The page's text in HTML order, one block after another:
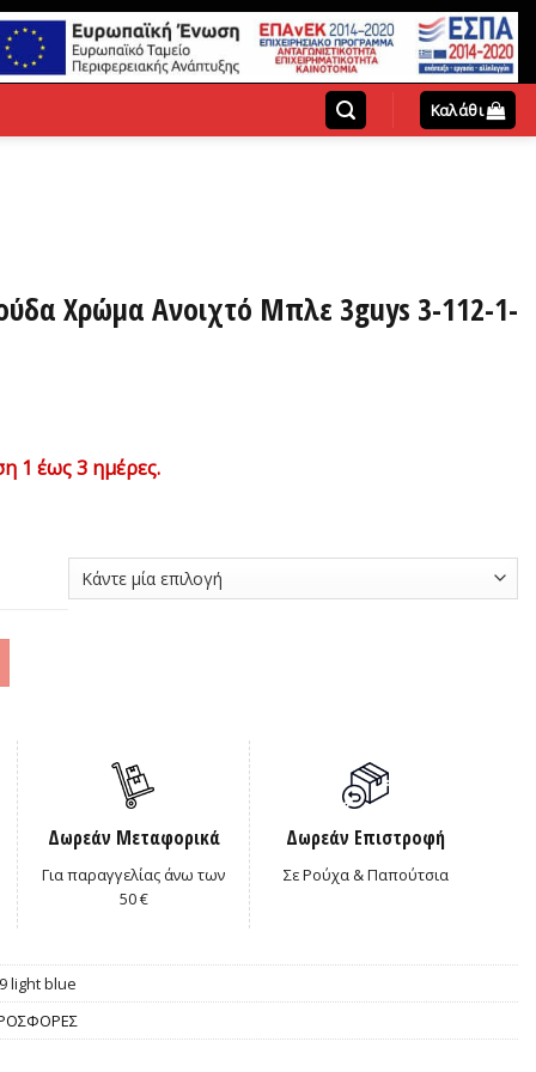
Καλάθι
Χρώμα Ανοιχτό Μπλε 3guys 3-112-1-
1 έως 3 ημέρες.
Δωρεάν Μεταφορικά
Για παραγγελίας άνω των
50 €
Δωρεάν Επιστροφή
Σε Ρούχα & Παπούτσια
light blue